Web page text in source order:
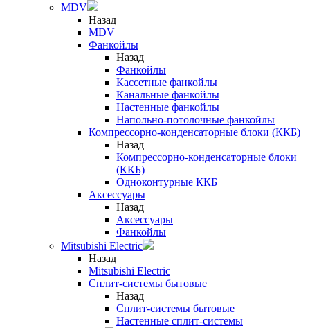
MDV
Назад
MDV
Фанкойлы
Назад
Фанкойлы
Кассетные фанкойлы
Канальные фанкойлы
Настенные фанкойлы
Напольно-потолочные фанкойлы
Компрессорно-конденсаторные блоки (ККБ)
Назад
Компрессорно-конденсаторные блоки
(ККБ)
Одноконтурные ККБ
Аксессуары
Назад
Аксессуары
Фанкойлы
Mitsubishi Electric
Назад
Mitsubishi Electric
Сплит-системы бытовые
Назад
Сплит-системы бытовые
Настенные сплит-системы